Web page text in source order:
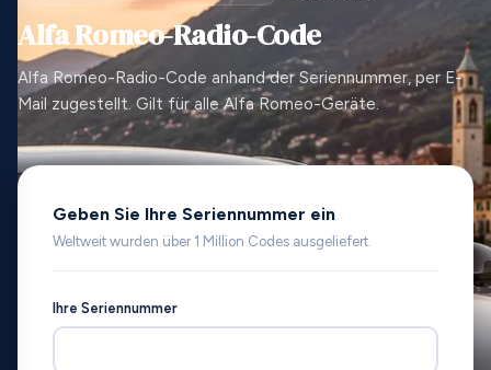
Alfa Romeo-Radio-Code
Alfa Romeo-Radio-Code anhand der Seriennummer, per E-
Mail zugestellt. Gilt für alle Alfa Romeo-Geräte.
Geben Sie Ihre Seriennummer ein
Weltweit wurden über 1 Million Codes ausgeliefert.
Ihre Seriennummer